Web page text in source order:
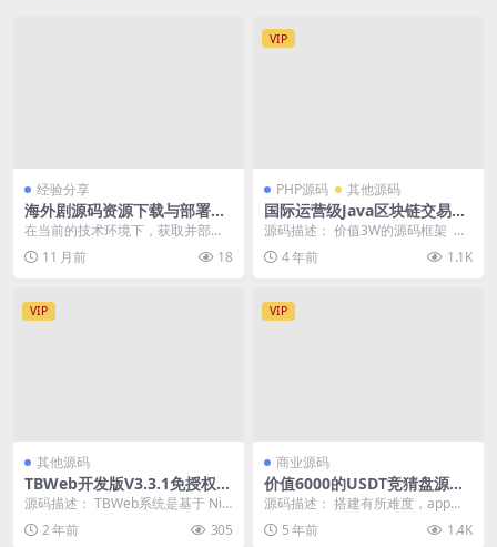
经验分享
海外剧源码资源下载与部署实
战教程
在当前的技术环境下，获取并部署
最新的海外剧源码资源已成为许多
开发者和技术爱好者的...
11 月前 18
VIP
PHP源码 其他源码
国际运营级Java区块链交易所
源码币币+法币+永续+期权[修
复部分BUG]
源码描述： 价值3W的源码框架 拿
去研究吧 CoinExchange开源数
字...4 年前 1.1K
VIP
其他源码
TBWeb开发版V3.3.1免授权无
后门AI系统源码+安装部署教
程
源码描述： TBWeb系统是基于 Nin
eAI 二开的可商业化 TB Web 应...
2 年前 305
VIP
商业源码
价值6000的USDT竞猜盘源码
+时间盘源码+多语言|带包赔
源码描述： 搭建有所难度，app要
反编译，带h5 推荐使用Nginx 1.1
8....5 年前 1.4K